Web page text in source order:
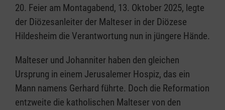
20. Feier am Montagabend, 13. Oktober 2025, legte
der Diözesanleiter der Malteser in der Diözese
Hildesheim die Verantwortung nun in jüngere Hände.
Malteser und Johanniter haben den gleichen
Ursprung in einem Jerusalemer Hospiz, das ein
Mann namens Gerhard führte. Doch die Reformation
entzweite die katholischen Malteser von den